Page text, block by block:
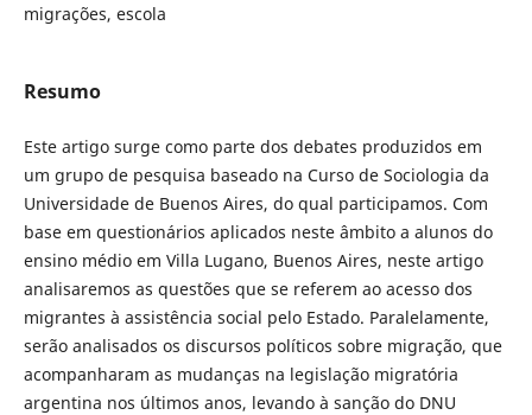
migrações, escola
Resumo
Este artigo surge como parte dos debates produzidos em
um grupo de pesquisa baseado na Curso de Sociologia da
Universidade de Buenos Aires, do qual participamos. Com
base em questionários aplicados neste âmbito a alunos do
ensino médio em Villa Lugano, Buenos Aires, neste artigo
analisaremos as questões que se referem ao acesso dos
migrantes à assistência social pelo Estado. Paralelamente,
serão analisados os discursos políticos sobre migração, que
acompanharam as mudanças na legislação migratória
argentina nos últimos anos, levando à sanção do DNU